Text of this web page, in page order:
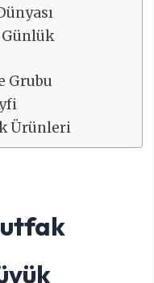
Günlük
Grubu
Ürünleri